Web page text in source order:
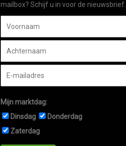
mailbox? Schijf u in voor de nieuwsbrief.
Mijn marktdag:
Dinsdag
Donderdag
Zaterdag